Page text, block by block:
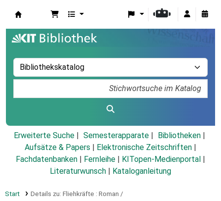
Erweiterte Suche Semesterapparate
Bibliotheken
Aufsätze & Papers
Elektronische Zeitschriften
Fachdatenbanken
Fernleihe KITopen-Medienportal
Literaturwunsch
Kataloganleitung
Start Details zu: Fliehkräfte : Roman /